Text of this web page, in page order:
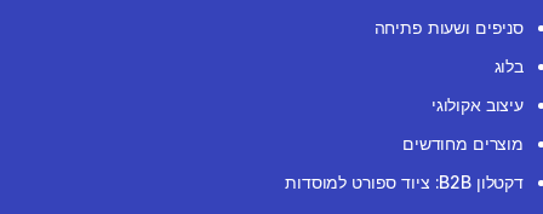
סניפים ושעות פתיחה
בלוג
עיצוב אקולוגי
מוצרים מחודשים
דקטלון B2B: ציוד ספורט למוסדות